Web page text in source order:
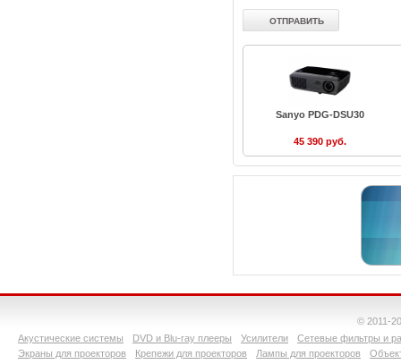
Sanyo PDG-DSU30
45 390 руб.
© 2011-
Акустические системы
DVD и Blu-ray плееры Усилители
Сетевые фильтры и
Экраны для проекторов
Крепежи для проекторов Лампы для проекторов